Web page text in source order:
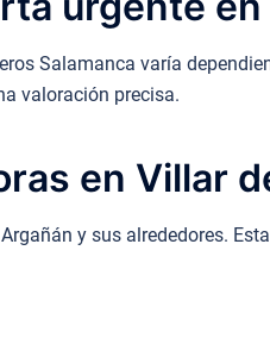
Salamanca varía
valoración precisa.
en Villar
y sus alrededores.